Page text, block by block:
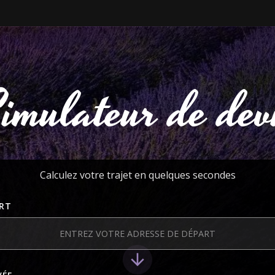
de
Calculez votre trajet en quelques secondes
arrow_downward